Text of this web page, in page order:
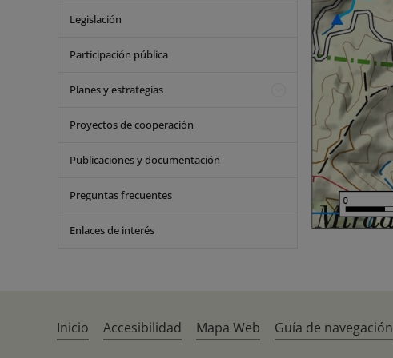
Legislación
Participación pública
Planes y estrategias
Proyectos de cooperación
Publicaciones y documentación
Preguntas frecuentes
Enlaces de interés
Inicio Accesibilidad Mapa Web Guía de navegación